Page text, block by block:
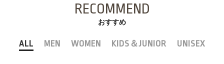
RECOMMEND
おすすめ
ALL MEN WOMEN KIDS＆JUNIOR UNISEX